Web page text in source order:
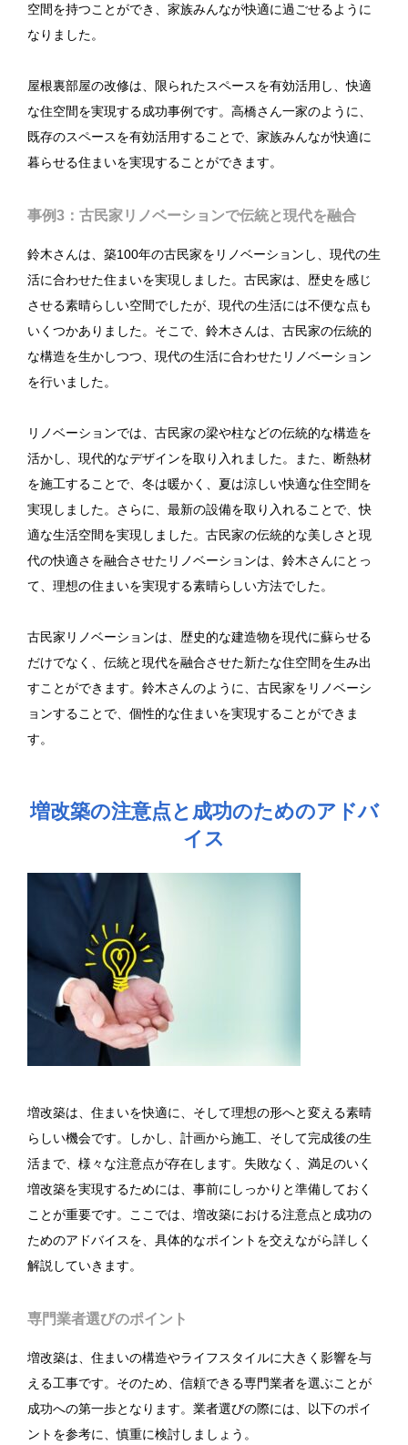
空間を持つことができ、家族みんなが快適に過ごせるように
なりました。
屋根裏部屋の改修は、限られたスペースを有効活用し、快適
な住空間を実現する成功事例です。高橋さん一家のように、
既存のスペースを有効活用することで、家族みんなが快適に
暮らせる住まいを実現することができます。
事例3：古民家リノベーションで伝統と現代を融合
鈴木さんは、築100年の古民家をリノベーションし、現代の生
活に合わせた住まいを実現しました。古民家は、歴史を感じ
させる素晴らしい空間でしたが、現代の生活には不便な点も
いくつかありました。そこで、鈴木さんは、古民家の伝統的
な構造を生かしつつ、現代の生活に合わせたリノベーション
を行いました。
リノベーションでは、古民家の梁や柱などの伝統的な構造を
活かし、現代的なデザインを取り入れました。また、断熱材
を施工することで、冬は暖かく、夏は涼しい快適な住空間を
実現しました。さらに、最新の設備を取り入れることで、快
適な生活空間を実現しました。古民家の伝統的な美しさと現
代の快適さを融合させたリノベーションは、鈴木さんにとっ
て、理想の住まいを実現する素晴らしい方法でした。
古民家リノベーションは、歴史的な建造物を現代に蘇らせる
だけでなく、伝統と現代を融合させた新たな住空間を生み出
すことができます。鈴木さんのように、古民家をリノベーシ
ョンすることで、個性的な住まいを実現することができま
す。
増改築の注意点と成功のためのアドバ
イス
増改築は、住まいを快適に、そして理想の形へと変える素晴
らしい機会です。しかし、計画から施工、そして完成後の生
活まで、様々な注意点が存在します。失敗なく、満足のいく
増改築を実現するためには、事前にしっかりと準備しておく
ことが重要です。ここでは、増改築における注意点と成功の
ためのアドバイスを、具体的なポイントを交えながら詳しく
解説していきます。
専門業者選びのポイント
増改築は、住まいの構造やライフスタイルに大きく影響を与
える工事です。そのため、信頼できる専門業者を選ぶことが
成功への第一歩となります。業者選びの際には、以下のポイ
ントを参考に、慎重に検討しましょう。